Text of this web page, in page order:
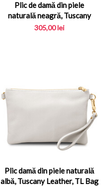
Plic de damă din piele
naturală neagră, Tuscany
Leather, TL Ba...
305,00lei
Plic damă din piele naturală
albă, Tuscany Leather, TL Bag